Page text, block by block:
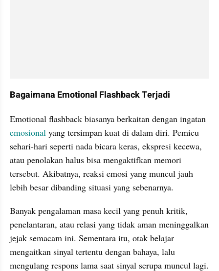
Bagaimana Emotional Flashback Terjadi
emosional yang tersimpan kuat di dalam diri. Pemicu
sehari-hari seperti nada bicara keras, ekspresi kecewa,
atau penolakan halus bisa mengaktifkan memori
tersebut. Akibatnya, reaksi emosi yang muncul jauh
lebih besar dibanding situasi yang sebenarnya.
Banyak pengalaman masa kecil yang penuh kritik,
penelantaran, atau relasi yang tidak aman meninggalkan
jejak semacam ini. Sementara itu, otak belajar
mengaitkan sinyal tertentu dengan bahaya, lalu
mengulang respons lama saat sinyal serupa muncul lagi.